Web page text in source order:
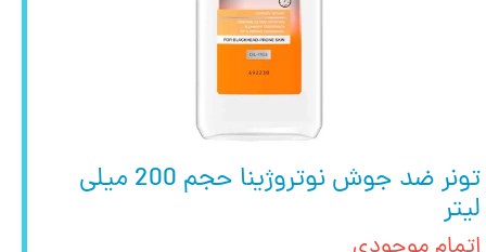
تونر ضد جوش نوتروژینا حجم 200 میلی
لیتر